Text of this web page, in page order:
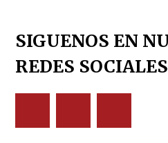
SIGUENOS EN
REDES